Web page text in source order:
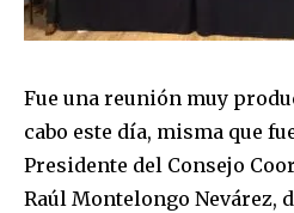
Fue una reunión muy
cabo este día, misma que
Presidente del Consejo
Raúl Montelongo Nevárez,